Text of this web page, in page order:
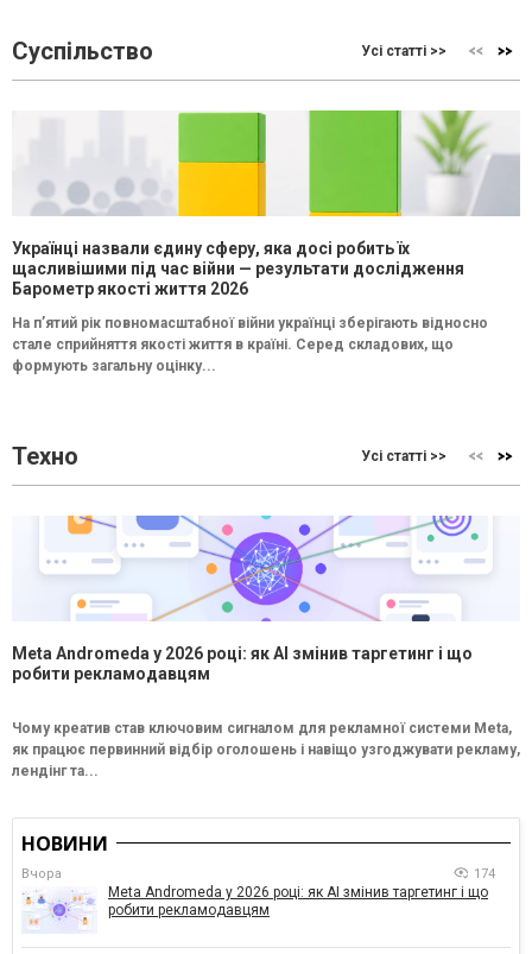
Суспільство Усі статті >>
Українці назвали єдину сферу, яка досі робить їх
щасливішими під час війни — результати дослідження
Барометр якості життя 2026
На п’ятий рік повномасштабної війни українці зберігають відносно
стале сприйняття якості життя в країні. Серед складових, що
формують загальну оцінку...
Техно Усі статті >>
Meta Andromeda у 2026 році: як AI змінив таргетинг і що
робити рекламодавцям
Чому креатив став ключовим сигналом для рекламної системи Meta,
як працює первинний відбір оголошень і навіщо узгоджувати рекламу,
лендінг та...
НОВИНИ
Вчора 174
Meta Andromeda у 2026 році: як AI змінив таргетинг і що
робити рекламодавцям